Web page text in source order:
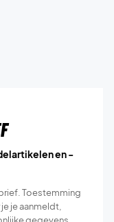
en -
Toestemming
je aanmeldt,
gegevens.